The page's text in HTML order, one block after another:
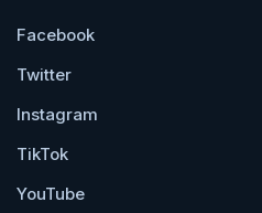
Facebook
Twitter
Instagram
TikTok
YouTube